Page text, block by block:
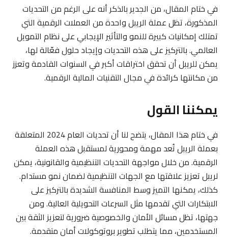
في ختام المقال، من الجدير بالذكر أنه على الرغم من التحديات
المذكورة، تظل عملة الريبل واحدة من العملات الرقمية التي
تمتلك إمكانيات كبيرة للنمو والتأثير الإيجابي على نظام التمويل
العالمي. بالتركيز على هذه التحديات وإيجاد حلول فعّالة لها،
يمكن للريبل أن تحقق اختراقات أكبر في السنوات القادمة وتعزز
من مكانتها كرائدة في مجال التقنيات المالية الرقمية.
يمكننا القول
في ختام هذا المقال، يتضح لنا أن تحديات العام 2024 المتعلقة
بعملة الريبل تُعد مهمة ومحورية لمستقبل هذه العملة
الرقمية. من خلال مواجهة التحديات التنظيمية والقانونية، يمكن
لريبل تعزيز علاقتها مع الجهات التنظيمية لضمان نمو مستدام.
كذلك، يمكنها التميز وسط المنافسة الشديدة بالتركيز على
الابتكارات التي تقدمها مثل السرعات التحويلية العالية. ومن
جهتها، تظل مسائل الأمان والخصوصية ضرورية لتعزيز الثقة بين
المستخدمين، مما يتطلب تطوير بروتوكولات أمان متقدمة.